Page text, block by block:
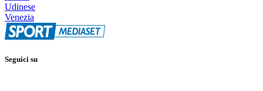
Udinese
Venezia
Seguici su